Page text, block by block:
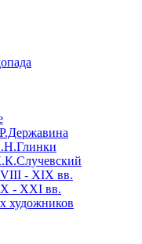
- XIX вв.
- XXI вв.
художников